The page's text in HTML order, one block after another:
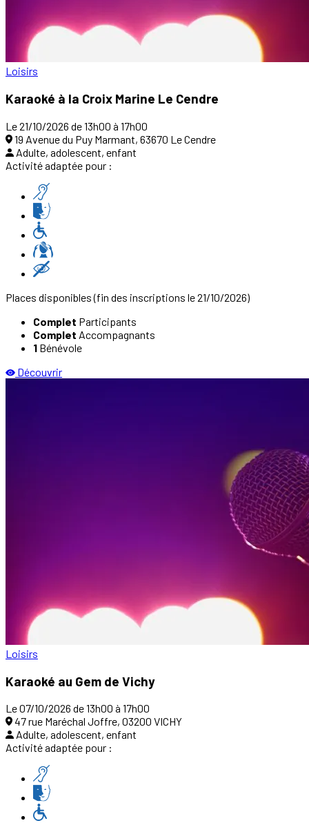
Loisirs
Karaoké à la Croix Marine Le Cendre
Le 21/10/2026 de 13h00 à 17h00
19 Avenue du Puy Marmant, 63670 Le Cendre
Adulte, adolescent, enfant
Activité adaptée pour :
Places disponibles(fin des inscriptions le 21/10/2026)
Complet Participants
Complet Accompagnants
1 Bénévole
Découvrir
Loisirs
Karaoké au Gem de Vichy
Le 07/10/2026 de 13h00 à 17h00
47 rue Maréchal Joffre, 03200 VICHY
Adulte, adolescent, enfant
Activité adaptée pour :